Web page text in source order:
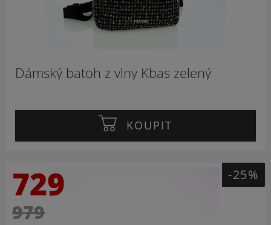
Dámský batoh z vlny Kbas zelený
KOUPIT
729
979
-25%